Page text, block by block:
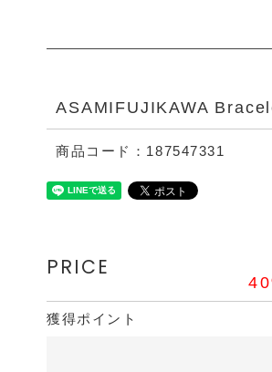
ASAMIFUJIKAWA
商品コード：187547331
PRICE
獲得ポイント